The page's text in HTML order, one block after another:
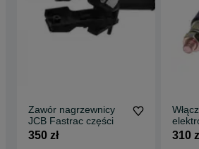
Zawór nagrzewnicy
JCB Fastrac części
350 zł 310